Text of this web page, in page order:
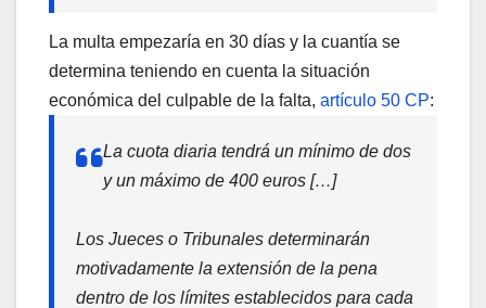
La multa empezaría en 30 días y la cuantía se
determina teniendo en cuenta la situación
económica del culpable de la falta, artículo 50 CP:
La cuota diaria tendrá un mínimo de dos
y un máximo de 400 euros […]
Los Jueces o Tribunales determinarán
motivadamente la extensión de la pena
dentro de los límites establecidos para cada